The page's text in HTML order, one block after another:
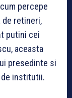
percepe
de retineri,
putini cei
aceasta
presedinte si
institutii.